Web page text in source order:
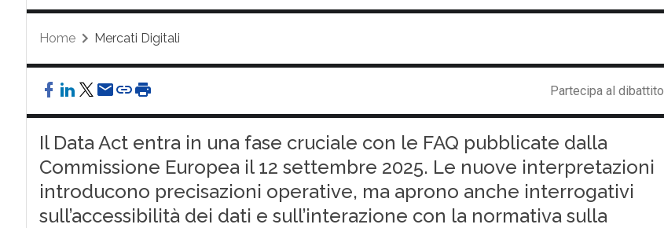
Home Mercati Digitali
Partecipa al dibattito
Il Data Act entra in una fase cruciale con le FAQ pubblicate dalla
Commissione Europea il 12 settembre 2025. Le nuove interpretazioni
introducono precisazioni operative, ma aprono anche interrogativi
sull’accessibilità dei dati e sull’interazione con la normativa sulla